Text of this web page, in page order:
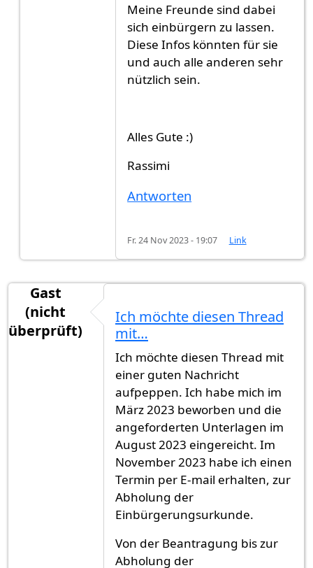
Meine Freunde sind dabei
sich einbürgern zu lassen.
Diese Infos könnten für sie
und auch alle anderen sehr
nützlich sein.
Alles Gute :)
Rassimi
Antworten
Fr. 24 Nov 2023 - 19:07 Link
Gast
(nicht
überprüft)
Ich möchte diesen Thread
mit…
Ich möchte diesen Thread mit
einer guten Nachricht
aufpeppen. Ich habe mich im
März 2023 beworben und die
angeforderten Unterlagen im
August 2023 eingereicht. Im
November 2023 habe ich einen
Termin per E-mail erhalten, zur
Abholung der
Einbürgerungsurkunde.
Von der Beantragung bis zur
Abholung der